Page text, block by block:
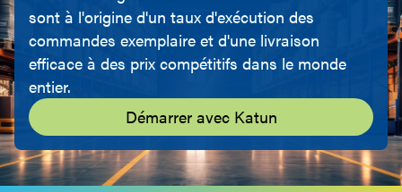
sont à l'origine d'un taux d'exécution des
commandes exemplaire et d'une livraison
efficace à des prix compétitifs dans le monde
entier.
Démarrer avec Katun